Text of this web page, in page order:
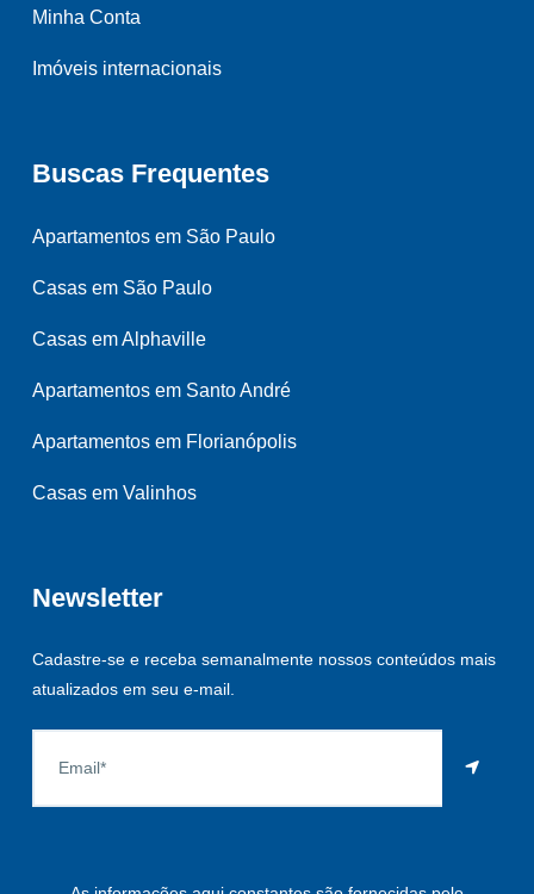
Minha Conta
Imóveis internacionais
Buscas Frequentes
Apartamentos em São Paulo
Casas em São Paulo
Casas em Alphaville
Apartamentos em Santo André
Apartamentos em Florianópolis
Casas em Valinhos
Newsletter
Cadastre-se e receba semanalmente nossos conteúdos mais
atualizados em seu e-mail.